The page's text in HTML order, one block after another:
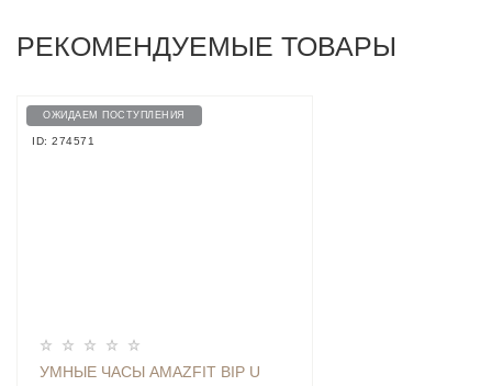
РЕКОМЕНДУЕМЫЕ ТОВАРЫ
ОЖИДАЕМ ПОСТУПЛЕНИЯ
ID: 274571
УМНЫЕ ЧАСЫ AMAZFIT BIP U